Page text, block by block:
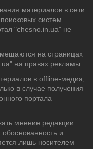
материалов в сети
систем
"chesno.in.ua" не
на страницах
на правах рекламы.
в offline-медиа,
в случае получения
портала
мнение редакции.
обоснованность и
лишь носителем